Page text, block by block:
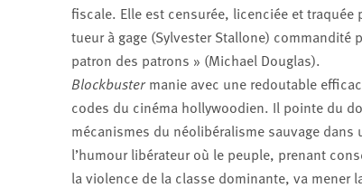
fiscale. Elle est censurée, licenciée et traquée
tueur à gage (Sylvester Stallone) commandité
patron des patrons » (Michael Douglas).
Blockbustermanie avec une redoutable
codes du cinéma hollywoodien. Il pointe du
mécanismes du néolibéralisme sauvage dans
l’humour libérateur où le peuple, prenant
la violence de la classe dominante, va mener la